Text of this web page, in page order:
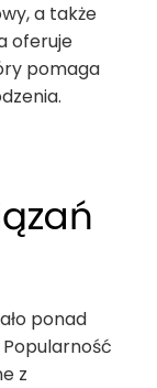
a także
oferuje
pomaga
ponad
z